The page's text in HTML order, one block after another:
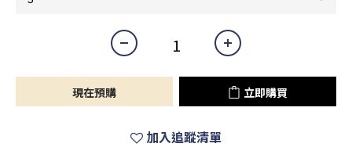
現在預購 立即購買
加入追蹤清單